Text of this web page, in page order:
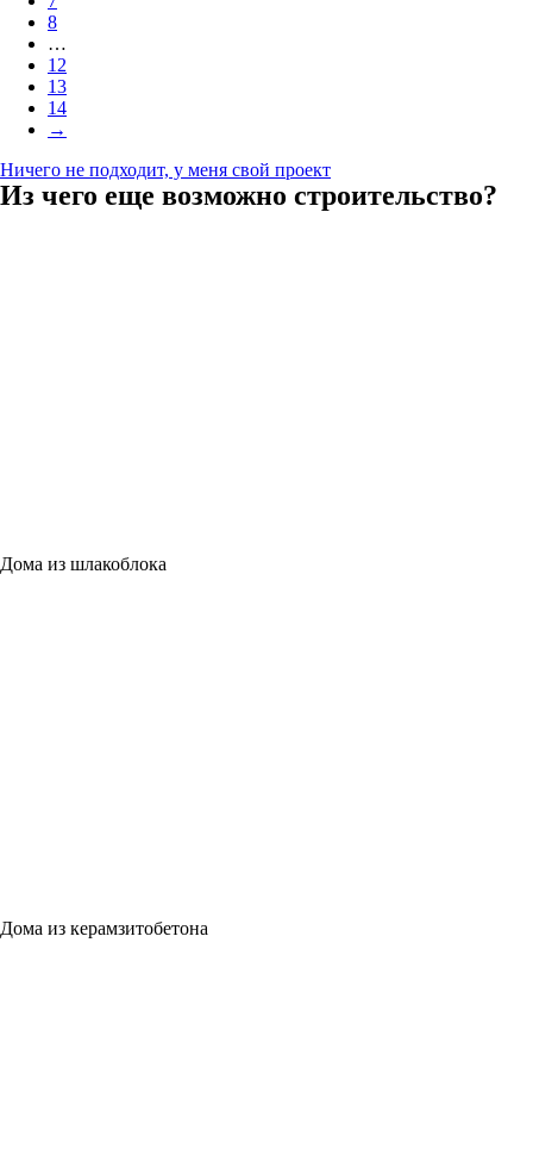
8
…
12
13
14
→
Ничего не подходит, у меня свой проект
Из чего еще возможно строительство?
Дома из шлакоблока
Дома из керамзитобетона